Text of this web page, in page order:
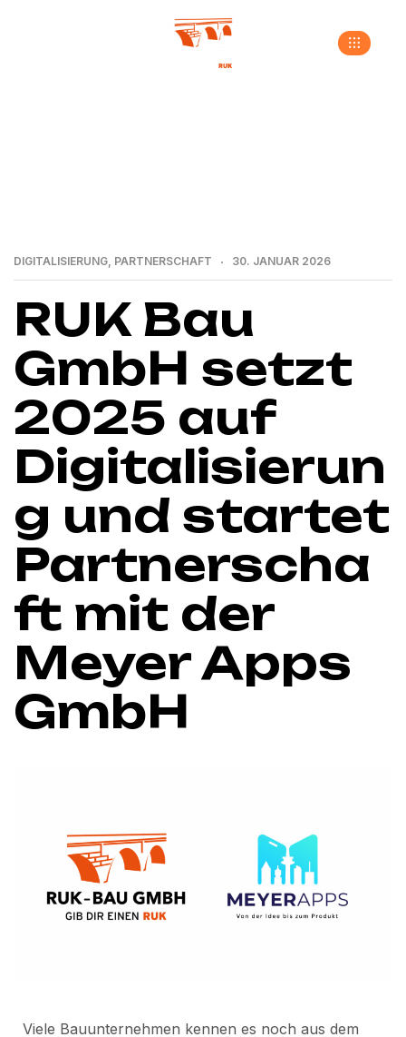
DIGITALISIERUNG, PARTNERSCHAFT 30. JANUAR 2026
RUK Bau
GmbH setzt
2025 auf
Digitalisierun
g und startet
Partnerscha
ft mit der
Meyer Apps
GmbH
Viele Bauunternehmen kennen es noch aus dem